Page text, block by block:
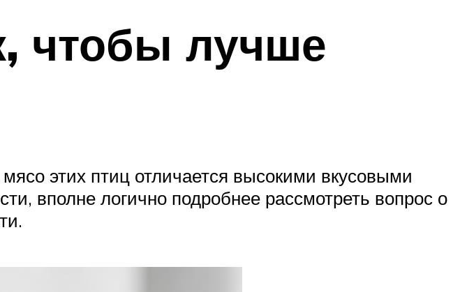
чтобы лучше
этих птиц отличается высокими вкусовыми
вполне логично подробнее рассмотреть вопрос о